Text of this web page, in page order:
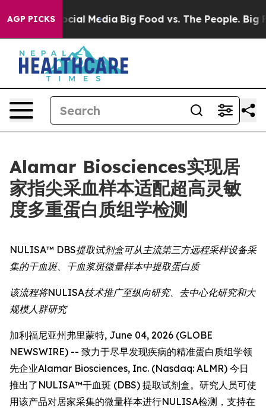
AGP PICKS
on Social Media Big Food vs. The People. Big
Alamar Biosciences实现居
家指尖采血样本适配超高灵敏
度多重蛋白质组学检测
NULISA™ DBS提取试剂盒可从主流第三方远程采样设备采
集的干血斑、干血浆斑微量样本中提取蛋白质
该流程将NULISA技术推广至纵向研究、去中心化研究和大
规模人群研究
加利福尼亚州弗里蒙特, June 04, 2026 (GLOBE
NEWSWIRE) -- 致力于尽早发现疾病的精准蛋白质组学领
先企业Alamar Biosciences, Inc. (Nasdaq: ALMR) 今日
推出了NULISA™干血斑 (DBS) 提取试剂盒。研究人员可使
用该产品对居家采集的微量样本进行NULISA检测，支持在